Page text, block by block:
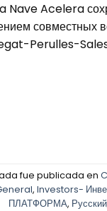
Acelera
совместных
Perulles-
fue publicada en
,Investors-
ПЛАТФОРМА, Русский